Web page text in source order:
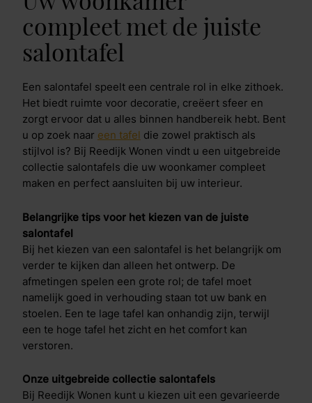
compleet met de juiste
salontafel
Een salontafel speelt een centrale rol in elke zithoek.
Het biedt ruimte voor decoratie, creëert sfeer en
zorgt ervoor dat u alles binnen handbereik hebt. Bent
u op zoek naar een tafel die zowel praktisch als
stijlvol is? Bij Reedijk Wonen vindt u een uitgebreide
collectie salontafels die uw woonkamer compleet
maken en perfect aansluiten bij uw interieur.
Belangrijke tips voor het kiezen van de juiste
salontafel
Bij het kiezen van een salontafel is het belangrijk om
verder te kijken dan alleen het ontwerp. De
afmetingen spelen een grote rol; de tafel moet
namelijk goed in verhouding staan tot uw bank en
stoelen. Een te lage tafel kan onhandig zijn, terwijl
een te hoge tafel het zicht en het comfort kan
verstoren.
Onze uitgebreide collectie salontafels
Bij Reedijk Wonen kunt u kiezen uit een gevarieerde